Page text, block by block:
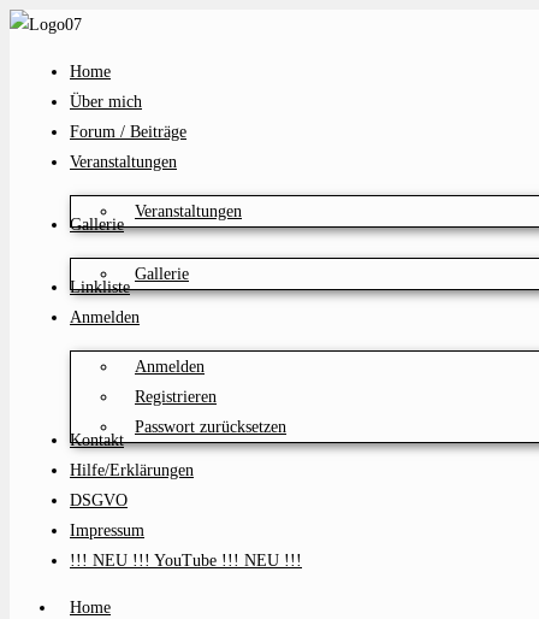
Zum
Home
Über mich
Forum / Beiträge
Veranstaltungen
Veranstaltungen
Gallerie
Gallerie
Linkliste
Anmelden
Anmelden
Registrieren
Passwort zurücksetzen
Kontakt
Hilfe/Erklärungen
DSGVO
Impressum
!!! NEU !!! YouTube !!! NEU !!!
Home